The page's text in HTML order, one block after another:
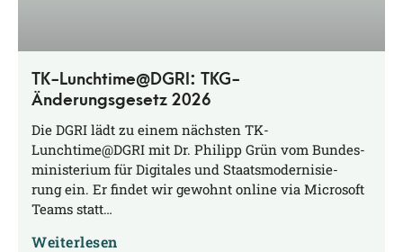
TK-Lunchtime@DGRI: TKG-
Änderungsgesetz 2026
Die DGRI lädt zu einem nächs­ten TK-
Lunchtime@DGRI mit Dr. Phil­ipp Grün vom Bun­des­
mi­nis­te­ri­um für Digi­ta­les und Staats­mo­der­ni­sie­
rung ein. Er fin­det wir gewohnt online via Micro­soft
Teams statt…
Weiterlesen